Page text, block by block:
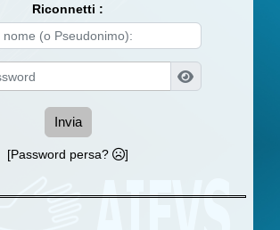
Riconnetti :
Invia
[Password persa? ]